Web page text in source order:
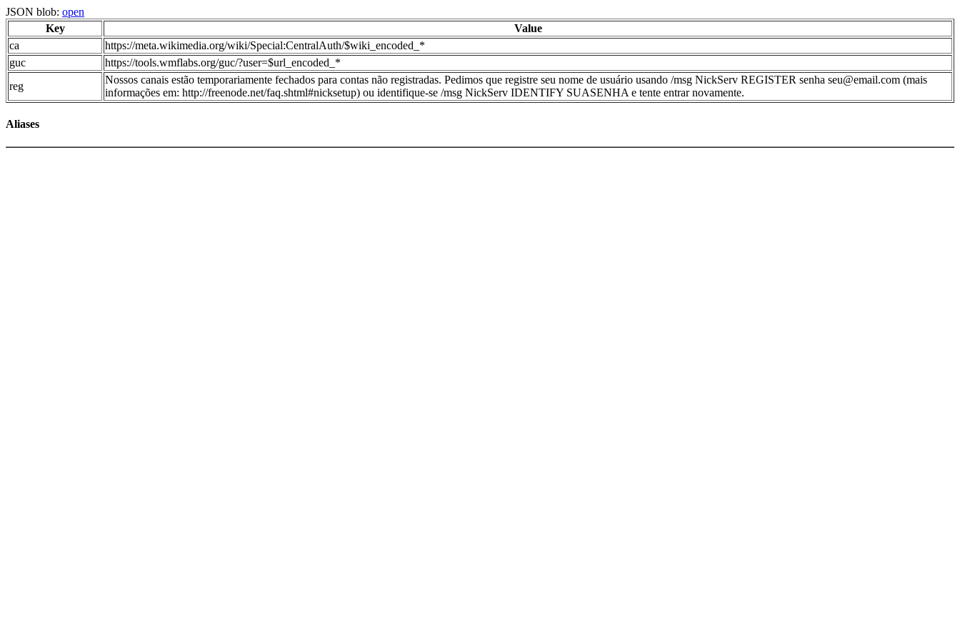
JSON blob: open
Key
Value
ca
https://meta.wikimedia.org/wiki/Special:CentralAuth/$wiki_encoded_*
guc
https://tools.wmflabs.org/guc/?user=$url_encoded_*
reg
Nossos canais estão temporariamente fechados para contas não registradas. Pedimos que registre seu nome de usuário usando /msg NickServ REGISTER senha seu@email.com (mais
informações em: http://freenode.net/faq.shtml#nicksetup) ou identifique-se /msg NickServ IDENTIFY SUASENHA e tente entrar novamente.
Aliases